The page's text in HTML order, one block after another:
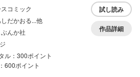
コミック
だかおる...他
んか社
ル：300ポイント
600ポイント
試し読み
作品詳細